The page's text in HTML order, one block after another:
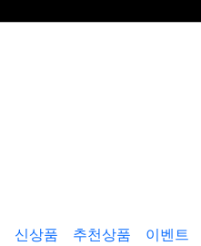
신상품 추천상품 이벤트